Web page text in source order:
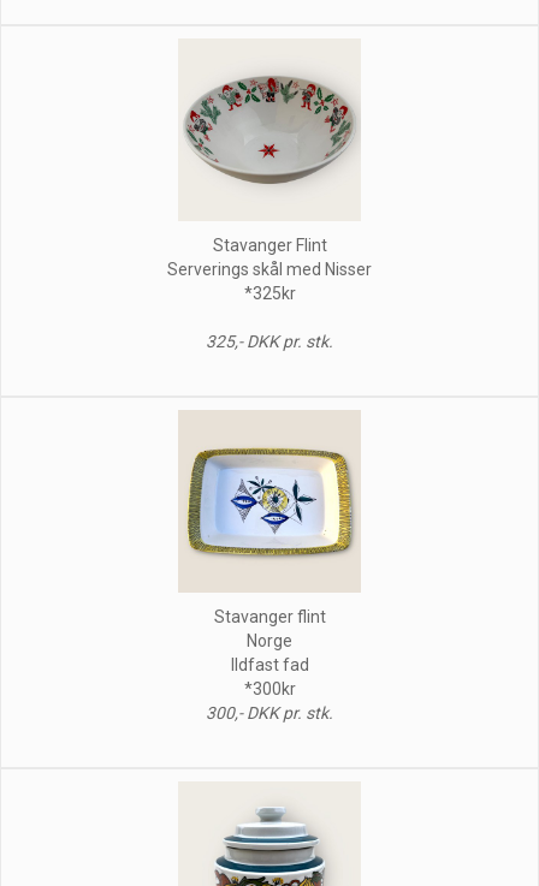
Stavanger Flint
Serverings skål med Nisser
*325kr
325,- DKK pr. stk.
Stavanger flint
Norge
Ildfast fad
*300kr
300,- DKK pr. stk.